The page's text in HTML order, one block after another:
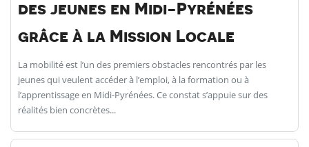
des jeunes en Midi-Pyrénées
grâce à la Mission Locale
La mobilité est l’un des premiers obstacles rencontrés par les
jeunes qui veulent accéder à l’emploi, à la formation ou à
l’apprentissage en Midi-Pyrénées. Ce constat s’appuie sur des
réalités bien concrètes...